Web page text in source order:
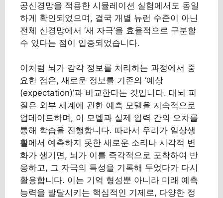
공신경망을 적용한 시뮬레이션 실험에서도 동일
하게 확인되었으며, 결국 개별 뉴런 수준이 아닌
전체 신경망에서 ‘새 자극’을 효율적으로 구분할
수 있다는 점이 입증되었습니다.
이처럼 뇌가 감각 정보를 처리하는 과정에서 중
요한 점은, 새로운 정보를 기존의 ‘예상
(expectation)’과 비교한다는 것입니다. 대뇌 피
질은 외부 세계에 관한 예측 모델을 지속적으로
업데이트하며, 이 모델과 실제 입력 간의 오차를
통해 학습을 진행합니다. 따라서 우리가 일상생
활에서 예측하지 못한 새로운 소리나 시각적 변
화가 생기면, 뇌가 이를 즉각적으로 포착하여 반
응하고, 그 자극의 특성을 기록해 두었다가 다시
활용합니다. 이는 기억 형성뿐 아니라 미래 예측
능력을 발달시키는 핵심적인 기제로, 다양한 정